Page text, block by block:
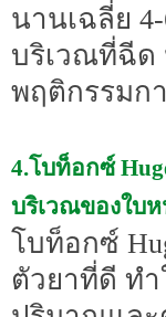
นานเฉลี่ย
บริเวณที่ฉีด
พฤติกรรมก
4.โบท็อกซ์
บริเวณของใบ
โบท็อกซ์
ตัวยาที่ดี ท